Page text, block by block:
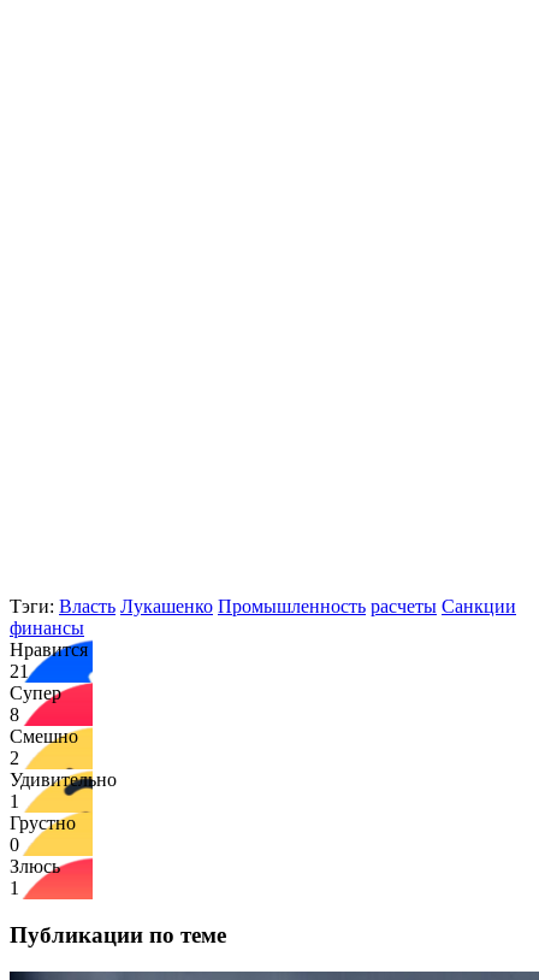
Тэги: Власть Лукашенко Промышленность расчеты Санкции
финансы
Нравится
21
Супер
8
Смешно
2
Удивительно
1
Грустно
0
Злюсь
1
Публикации по теме